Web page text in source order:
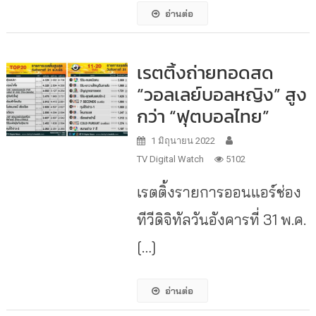
อ่านต่อ
เรตติ้งถ่ายทอดสด
“วอลเลย์บอลหญิง” สูง
กว่า “ฟุตบอลไทย”
1 มิถุนายน 2022
TV Digital Watch
5102
เรตติ้งรายการออนแอร์ช่อง
ทีวีดิจิทัลวันอังคารที่ 31 พ.ค.
[…]
อ่านต่อ